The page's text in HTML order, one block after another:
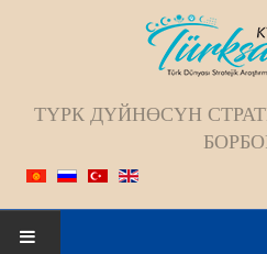
ТҮРК ДҮЙНӨСҮН